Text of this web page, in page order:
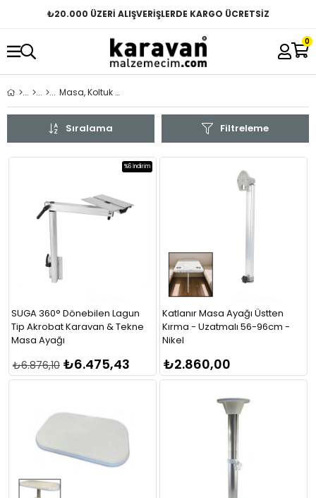
₺20.000 ÜZERİ ALIŞVERİŞLERDE KARGO ÜCRETSİZ
0
Masa, Koltuk & Ekipmanları
Filtreleme
Sıralama
SUGA 360° Dönebilen Lagun
Tip Akrobat Karavan & Tekne
Masa Ayağı
₺6.475,43
₺6.876,10
%6İndirim
Katlanır Masa Ayağı Üstten
Kırma - Uzatmalı 56-96cm -
Nikel
₺2.860,00